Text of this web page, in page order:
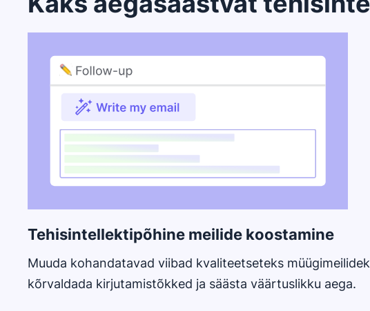
Tehisintellektipõhine meilide koostamine
Muuda kohandatavad viibad kvaliteetseteks
kõrvaldada kirjutamistõkked ja säästa väärtuslikku aega.
Avaneb uues aknas